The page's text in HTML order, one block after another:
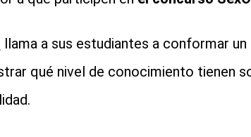
llama a sus estudiantes a conformar
qué nivel de conocimiento tienen